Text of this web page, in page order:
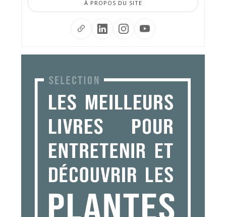
À PROPOS DU SITE